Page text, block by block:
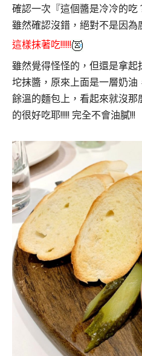
確認一次『這個醬是冷冷的吃
雖然確認沒錯，絕對不是因為
這樣抹著吃!!!!!!
雖然覺得怪怪的，但還是拿
坨抹醬，原來上面是一層奶
餘溫的麵包上，看起來就沒
的很好吃耶!!!!! 完全不會油膩!!!